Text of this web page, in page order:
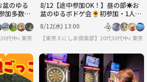
盆のゆる
加多数✨
代中心！社会人のための“もうひとつの居場所”
東京
8/12【途中参加OK！】昼の部☀️お
盆のゆるボドゲ会🌻初参加・1人参
加多数✨夏の交流イベント♫
8/12(水) 13:00
【東京えにしあ倶楽部】20代30代中心！
東京